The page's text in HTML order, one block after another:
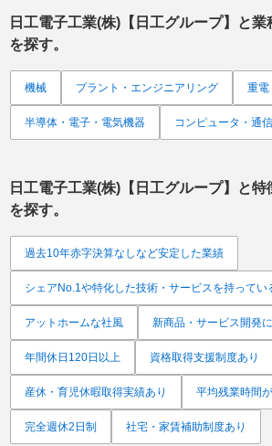
日工電子工業(株)【日工グループ】
と業
を探す。
機械 プラント・エンジニアリング 重電
半導体・電子・電気機器 コンピュータ・通
日工電子工業(株)【日工グループ】
と特
を探す。
過去10年赤字決算なしなど安定した業績
シェアNo.1や特化した技術・サービスを持ってい
アットホームな社風 新商品・サービス開発
年間休日120日以上 資格取得支援制度あり
産休・育児休暇取得実績あり 平均残業時間
完全週休2日制 社宅・家賃補助制度あり